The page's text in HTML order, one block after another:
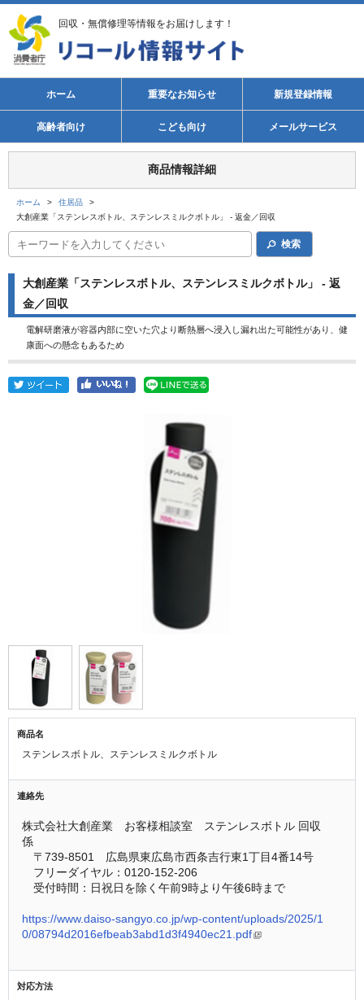
回収・無償修理等情報をお届けします！
ホーム 重要なお知らせ 新規登録情報
高齢者向け こども向け メールサービス
商品情報詳細
ホーム > 住居品
>
大創産業「ステンレスボトル、ステンレスミルクボトル」 - 返金／回収
検索
大創産業「ステンレスボトル、ステンレスミルクボトル」 - 返
金／回収
電解研磨液が容器内部に空いた穴より断熱層へ浸入し漏れ出た可能性があり、健
康面への懸念もあるため
商品名
ステンレスボトル、ステンレスミルクボトル
連絡先
株式会社大創産業　お客様相談室　ステンレスボトル 回収
係
〒739-8501　広島県東広島市西条吉行東1丁目4番14号
フリーダイヤル：0120-152-206
受付時間：日祝日を除く午前9時より午後6時まで
https://www.daiso-sangyo.co.jp/wp-content/uploads/2025/1
0/08794d2016efbeab3abd1d3f4940ec21.pdf
対応方法